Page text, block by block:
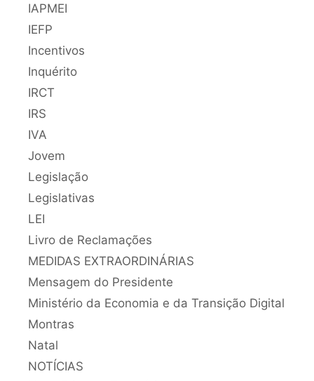
IAPMEI
IEFP
Incentivos
Inquérito
IRCT
IRS
IVA
Jovem
Legislação
Legislativas
LEI
Livro de Reclamações
MEDIDAS EXTRAORDINÁRIAS
Mensagem do Presidente
Ministério da Economia e da Transição Digital
Montras
Natal
NOTÍCIAS